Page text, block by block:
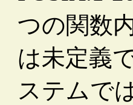
つの関数
は未定義
ステムで